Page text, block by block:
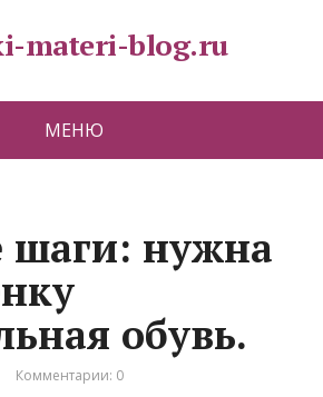
materi-blog.ru
МЕНЮ
шаги: нужна
обувь.
Комментарии: 0